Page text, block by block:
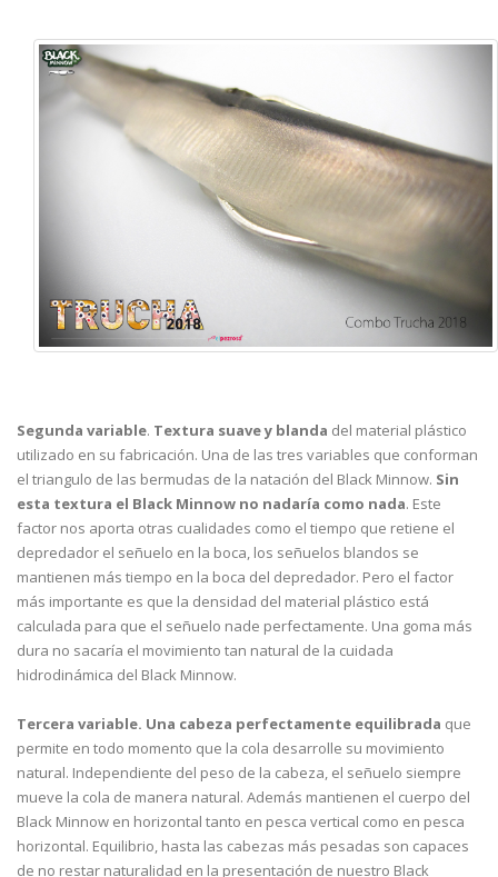
Segunda variable. Textura suave y blanda del material plástico
utilizado en su fabricación. Una de las tres variables que conforman
el triangulo de las bermudas de la natación del Black Minnow. Sin
esta textura el Black Minnow no nadaría como nada. Este
factor nos aporta otras cualidades como el tiempo que retiene el
depredador el señuelo en la boca, los señuelos blandos se
mantienen más tiempo en la boca del depredador. Pero el factor
más importante es que la densidad del material plástico está
calculada para que el señuelo nade perfectamente. Una goma más
dura no sacaría el movimiento tan natural de la cuidada
hidrodinámica del Black Minnow.
Tercera variable. Una cabeza perfectamente equilibrada que
permite en todo momento que la cola desarrolle su movimiento
natural. Independiente del peso de la cabeza, el señuelo siempre
mueve la cola de manera natural. Además mantienen el cuerpo del
Black Minnow en horizontal tanto en pesca vertical como en pesca
horizontal. Equilibrio, hasta las cabezas más pesadas son capaces
de no restar naturalidad en la presentación de nuestro Black